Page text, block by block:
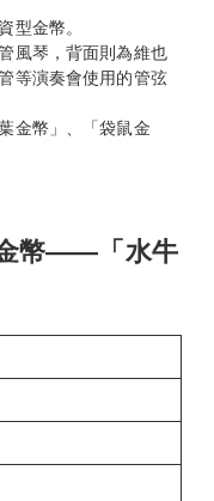
型金幣。
風琴，背面則為維也
等演奏會使用的管弦
金幣」、「袋鼠金
幣——「水牛